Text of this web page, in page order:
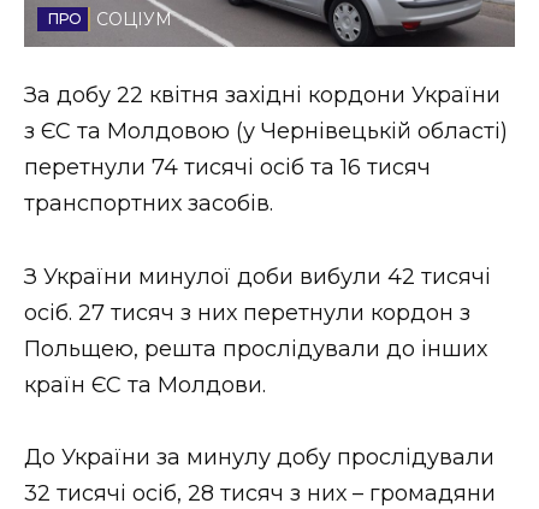
Стиль життя
Втрачений Ужгород
Втрачений Ужгород (відеоверсія)
ЗАКАРПАТСЬКІ НОВИНИ
НОВИНИ ЗАХІДНОЇ УКРАЇНИ
ФОТО
СОЦІУМ
За добу 22 квітня західні кордони України
з ЄС та Молдовою (у Чернівецькій області)
перетнули 74 тисячі осіб та 16 тисяч
транспортних засобів.
З України минулої доби вибули 42 тисячі
осіб. 27 тисяч з них перетнули кордон з
Польщею, решта прослідували до інших
країн ЄС та Молдови.
До України за минулу добу прослідували
32 тисячі осіб, 28 тисяч з них – громадяни